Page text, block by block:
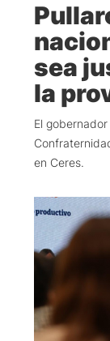
sea
la
El
en Ceres.